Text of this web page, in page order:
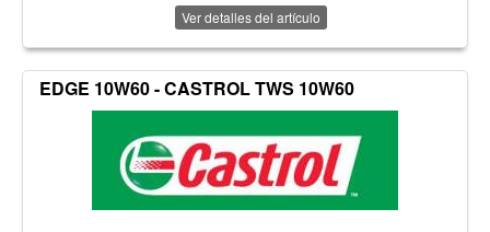
Ver detalles del artículo
EDGE 10W60 - CASTROL TWS 10W60